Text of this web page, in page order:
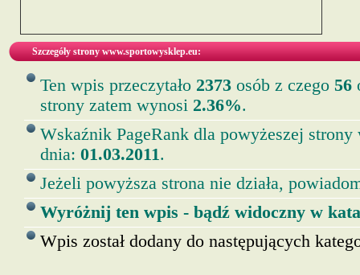
Szczegóły strony www.sportowysklep.eu:
Ten wpis przeczytało 2373 osób z czego 56
strony zatem wynosi 2.36%.
Wskaźnik PageRank dla powyżeszej strony
dnia: 01.03.2011.
Jeżeli powyższa strona nie działa,
Wyróżnij ten wpis - bądź widoczny w
Wpis został dodany do następujących